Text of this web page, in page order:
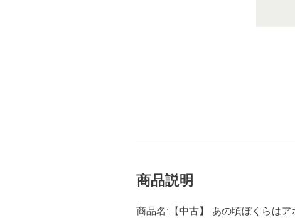
商品説明
商品名:【中古】 あの頃ぼくらは